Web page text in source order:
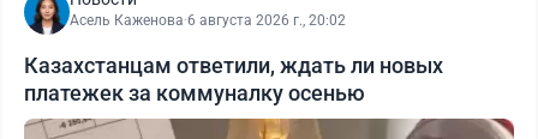
Асель Каженова·6 августа 2026 г., 20:02
Казахстанцам ответили, ждать ли новых
платежек за коммуналку осенью